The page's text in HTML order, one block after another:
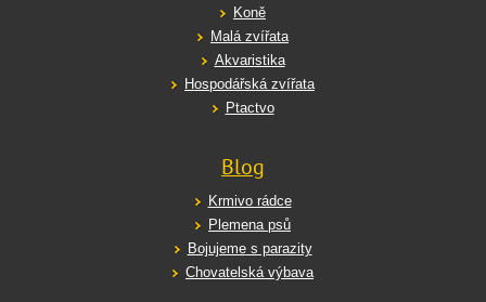
Koně
Malá zvířata
Akvaristika
Hospodářská zvířata
Ptactvo
Blog
Krmivo rádce
Plemena psů
Bojujeme s parazity
Chovatelská výbava